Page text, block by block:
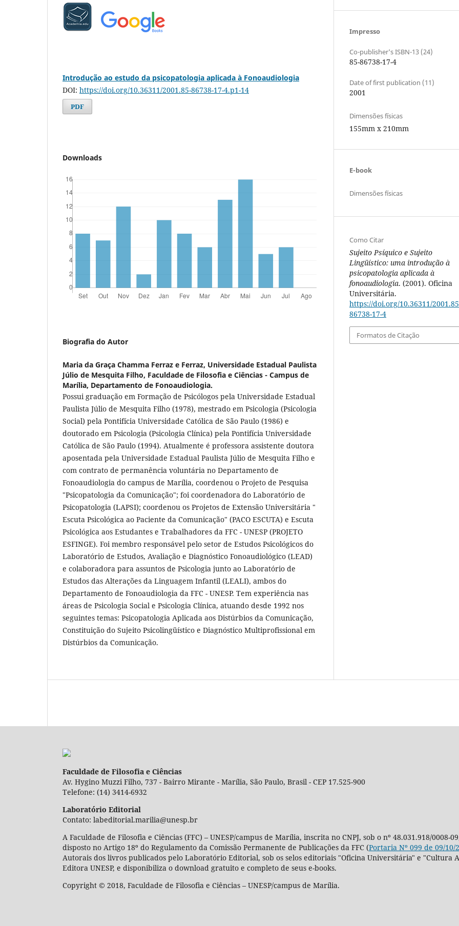
Introdução ao estudo da psicopatologia aplicada à Fonoaudiologia
DOI: https://doi.org/10.36311/2001.85-86738-17-4.p1-14
PDF
Downloads
Biografia do Autor
Maria da Graça Chamma Ferraz e Ferraz, Universidade Estadual Paulista
Júlio de Mesquita Filho, Faculdade de Filosofia e Ciências - Campus de
Marília, Departamento de Fonoaudiologia.
Possui graduação em Formação de Psicólogos pela Universidade Estadual
Paulista Júlio de Mesquita Filho (1978), mestrado em Psicologia (Psicologia
Social) pela Pontifícia Universidade Católica de São Paulo (1986) e
doutorado em Psicologia (Psicologia Clínica) pela Pontifícia Universidade
Católica de São Paulo (1994). Atualmente é professora assistente doutora
aposentada pela Universidade Estadual Paulista Júlio de Mesquita Filho e
com contrato de permanência voluntária no Departamento de
Fonoaudiologia do campus de Marília, coordenou o Projeto de Pesquisa
"Psicopatologia da Comunicação"; foi coordenadora do Laboratório de
Psicopatologia (LAPSI); coordenou os Projetos de Extensão Universitária "
Escuta Psicológica ao Paciente da Comunicação" (PACO ESCUTA) e Escuta
Psicológica aos Estudantes e Trabalhadores da FFC - UNESP (PROJETO
ESFINGE). Foi membro responsável pelo setor de Estudos Psicológicos do
Laboratório de Estudos, Avaliação e Diagnóstico Fonoaudiológico (LEAD)
e colaboradora para assuntos de Psicologia junto ao Laboratório de
Estudos das Alterações da Linguagem Infantil (LEALI), ambos do
Departamento de Fonoaudiologia da FFC - UNESP. Tem experiência nas
áreas de Psicologia Social e Psicologia Clínica, atuando desde 1992 nos
seguintes temas: Psicopatologia Aplicada aos Distúrbios da Comunicação,
Constituição do Sujeito Psicolingüístico e Diagnóstico Multiprofissional em
Distúrbios da Comunicação.
Impresso
Co-publisher's ISBN-13 (24)
85-86738-17-4
Date of first publication (11)
2001
Dimensões físicas
155mm x 210mm
E-book
Dimensões físicas
Como Citar
Sujeito Psíquico e Sujeito
Lingüístico: uma introdução à
psicopatologia aplicada à
fonoaudiologia. (2001). Oficina
Universitária.
https://doi.org/10.36311/
86738-17-4
Formatos de Citação
Faculdade de Filosofia e Ciências
Av. Hygino Muzzi Filho, 737 - Bairro Mirante - Marília, São Paulo, Brasil - CEP 17.525-900
Telefone: (14) 3414-6932
Laboratório Editorial
Contato: labeditorial.marilia@unesp.br
A Faculdade de Filosofia e Ciências (FFC) – UNESP/campus de Marília, inscrita no CNPJ, sob o nº 48.031.918/0008-
disposto no Artigo 18º do Regulamento da Comissão Permanente de Publicações da FFC (Portaria Nº 099 de 09/10/
Autorais dos livros publicados pelo Laboratório Editorial, sob os selos editoriais "Oficina Universitária" e "Cultura
Editora UNESP, e disponibiliza o download gratuito e completo de seus e-books.
Copyright © 2018, Faculdade de Filosofia e Ciências – UNESP/campus de Marília.